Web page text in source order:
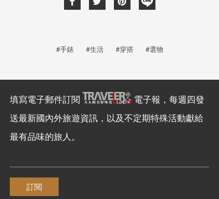
#手錶 #生活 #穿搭 #選物
填寫電子郵件訂閱
電子報，每週四發
送最新國內外旅遊資訊，以及不定期特殊活動獻給
最有品味的旅人。
訂閱